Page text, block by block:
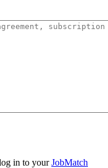
in to yourJobMatch